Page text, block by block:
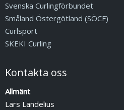
Svenska Curlingförbundet
Småland Östergötland (SÖCF)
Curlsport
SKEKI Curling
Kontakta oss
Allmänt
Lars Landelius